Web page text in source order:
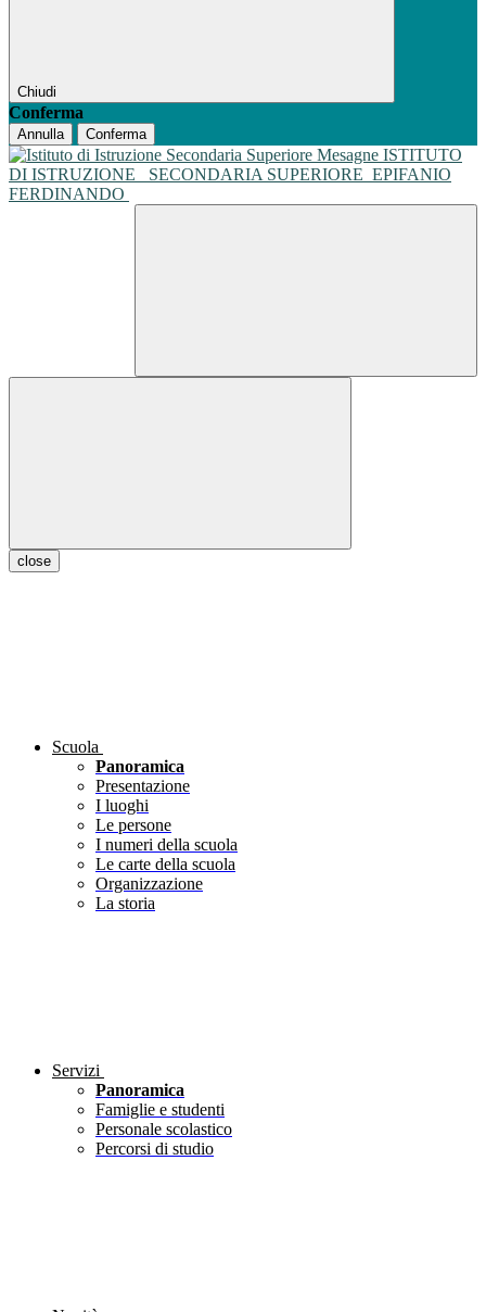
Chiudi
Conferma
Annulla Conferma
ISTITUTO
DI ISTRUZIONE
SECONDARIA SUPERIORE EPIFANIO
FERDINANDO
close
Scuola
Panoramica
Presentazione
I luoghi
Le persone
I numeri della scuola
Le carte della scuola
Organizzazione
La storia
Servizi
Panoramica
Famiglie e studenti
Personale scolastico
Percorsi di studio